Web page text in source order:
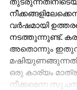
വര്‍ഷമായി
നടത്തുന്നുണ്ട്.
അതൊന്നും
ഒരു കാര്യം
നീക്കമെന്ന